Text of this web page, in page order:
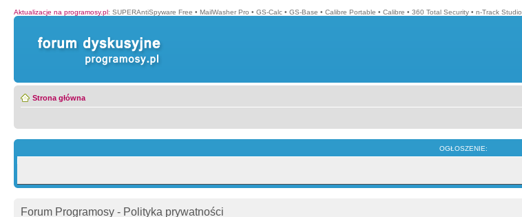
Aktualizacje na programosy.pl: SUPERAntiSpyware Free • MailWasher Pro • GS-Calc • GS-Base • Calibre Portable • Calibre • 360 Total Security • n-Track Studio
Strona główna
OGŁOSZENIE:
Forum Programosy - Polityka prywatności